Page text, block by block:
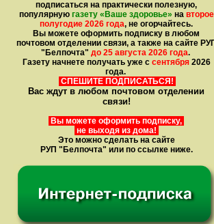
подписаться на практически полезную,
популярную газету «Ваше здоровье» на второе
полугодие 2026 года, не огорчайтесь.
Вы можете оформить подписку в любом
почтовом отделении связи, а также на сайте
"Белпочта" до 25 августа 2026 года.
Газету начнете получать уже с сентября2026
года.
СПЕШИТЕ ПОДПИСАТЬСЯ!
Вас ждут в любом почтовом отделении
связи!
Вы можете оформить подписку,
не выходя из дома!
Это можно сделать на сайте
РУП "Белпочта" или по ссылке ниже.